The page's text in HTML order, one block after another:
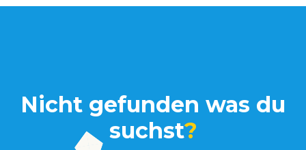
Nicht gefunden was du
suchst?